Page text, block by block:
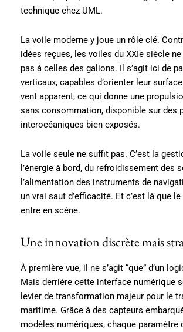
technique chez UML.
La voile moderne y joue un rôle clé.
idées reçues, les voiles du XXIe siècle
pas à celles des galions. Il s’agit ici de
verticaux, capables d’orienter leur
vent apparent, ce qui donne une
sans consommation, disponible sur des
interocéaniques bien exposés.
La voile seule ne suffit pas. C’est la
l’énergie à bord, du refroidissement des
l’alimentation des instruments de
un vrai saut d’efficacité. Et c’est là que
entre en scène.
Une innovation discrète mais
À première vue, il ne s’agit “que” d’un
Mais derrière cette interface numérique
levier de transformation majeur pour le
maritime. Grâce à des capteurs
modèles numériques, chaque paramètre